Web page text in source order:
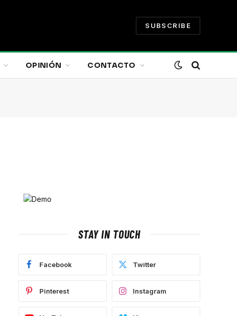
SUBSCRIBE
OPINIÓN CONTACTO
STAY IN TOUCH
Facebook Twitter
Pinterest Instagram